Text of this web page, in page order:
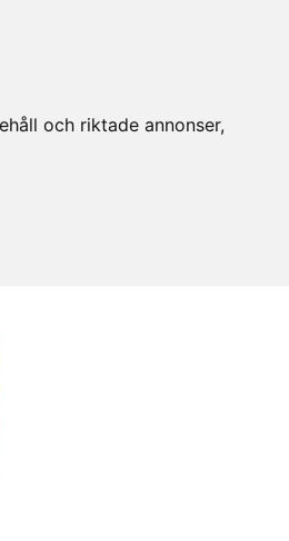
och riktade annonser,